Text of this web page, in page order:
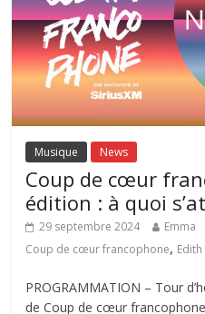
Musique News
Coup de cœur
édition : à quoi
29 septembre 2024 Emma
Coup de cœur francophone,
PROGRAMMATION – Tour
de Coup de cœur